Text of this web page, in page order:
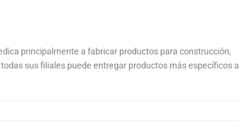
principalmente a fabricar productos para construcción,
sus filiales puede entregar productos más específicos